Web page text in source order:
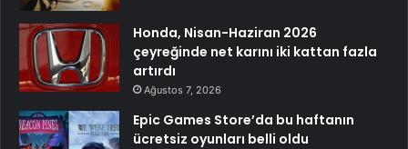
Honda, Nisan-Haziran 2026
çeyreğinde net karını iki kattan fazla
artırdı
Ağustos 7, 2026
Epic Games Store’da bu haftanın
ücretsiz oyunları belli oldu